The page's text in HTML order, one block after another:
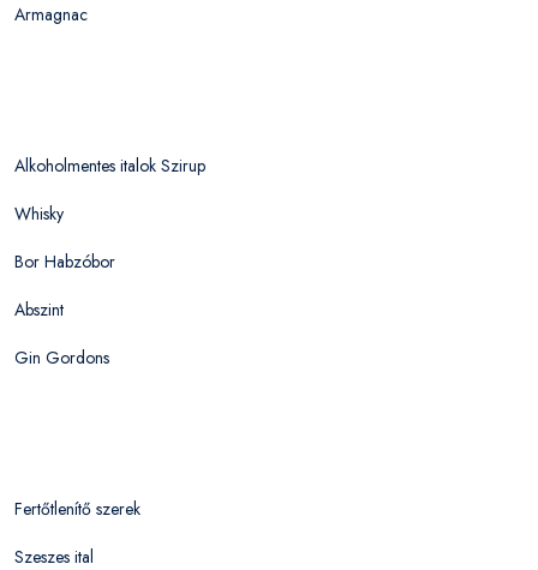
Armagnac
Alkoholmentes italok Szirup
Whisky
Bor Habzóbor
Abszint
Gin Gordons
Fertőtlenítő szerek
Szeszes ital